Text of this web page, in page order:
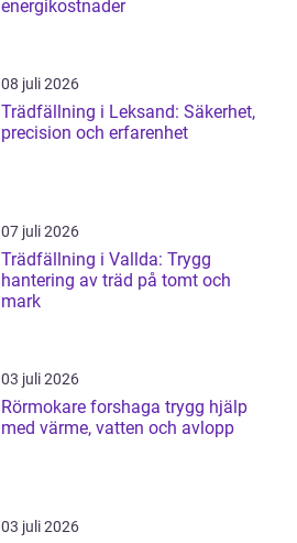
energikostnader
08 juli 2026
Trädfällning i Leksand: Säkerhet,
precision och erfarenhet
07 juli 2026
Trädfällning i Vallda: Trygg
hantering av träd på tomt och
mark
03 juli 2026
Rörmokare forshaga trygg hjälp
med värme, vatten och avlopp
03 juli 2026